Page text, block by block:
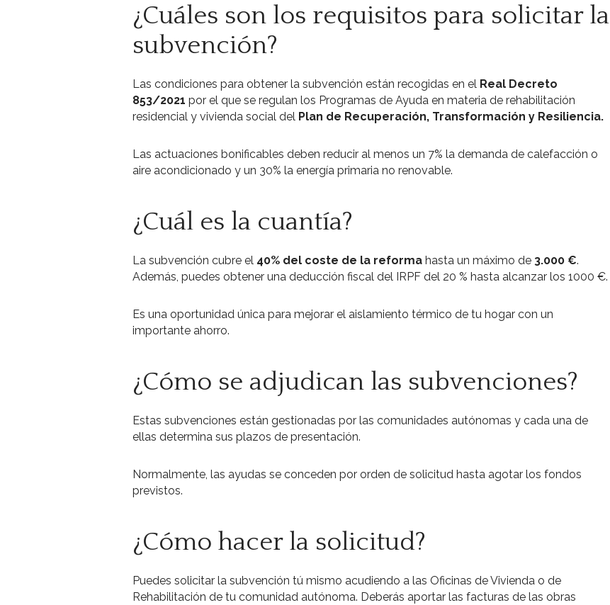
¿Cuáles son los requisitos para solicitar la
subvención?
Las condiciones para obtener la subvención están recogidas en el Real Decreto
853/2021 por el que se regulan los Programas de Ayuda en materia de rehabilitación
residencial y vivienda social del Plan de Recuperación, Transformación y Resiliencia.
Las actuaciones bonificables deben reducir al menos un 7% la demanda de calefacción o
aire acondicionado y un 30% la energía primaria no renovable.
¿Cuál es la cuantía?
La subvención cubre el 40% del coste de la reforma hasta un máximo de 3.000 €.
Además, puedes obtener una deducción fiscal del IRPF del 20 % hasta alcanzar los 1000 €.
Es una oportunidad única para mejorar el aislamiento térmico de tu hogar con un
importante ahorro.
¿Cómo se adjudican las subvenciones?
Estas subvenciones están gestionadas por las comunidades autónomas y cada una de
ellas determina sus plazos de presentación.
Normalmente, las ayudas se conceden por orden de solicitud hasta agotar los fondos
previstos.
¿Cómo hacer la solicitud?
Puedes solicitar la subvención tú mismo acudiendo a las Oficinas de Vivienda o de
Rehabilitación de tu comunidad autónoma. Deberás aportar las facturas de las obras